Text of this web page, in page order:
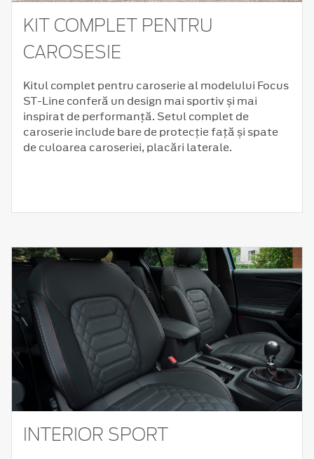
KIT COMPLET PENTRU
CAROSESIE
Kitul complet pentru caroserie al modelului Focus
ST-Line conferă un design mai sportiv și mai
inspirat de performanță. Setul complet de
caroserie include bare de protecție față și spate
de culoarea caroseriei, placări laterale.
INTERIOR SPORT